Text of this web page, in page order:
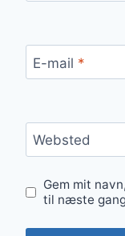
E-mail *
Websted
Gem mit
til næste